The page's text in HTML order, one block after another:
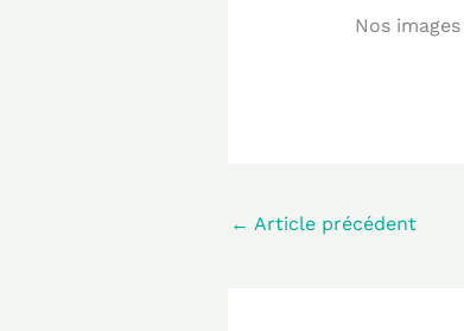
Nos
← Article précédent